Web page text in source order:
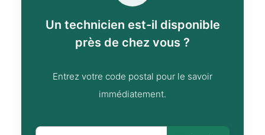
Un technicien est-il disponible
près de chez vous ?
Entrez votre code postal pour le savoir
immédiatement.